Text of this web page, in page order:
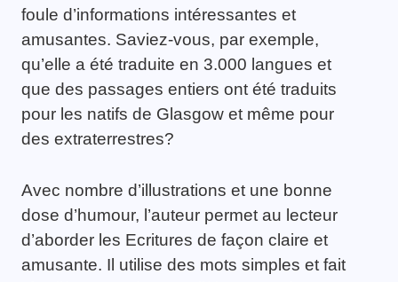
foule d’informations intéressantes et
amusantes. Saviez-vous, par exemple,
qu’elle a été traduite en 3.000 langues et
que des passages entiers ont été traduits
pour les natifs de Glasgow et même pour
des extraterrestres?
Avec nombre d’illustrations et une bonne
dose d’humour, l’auteur permet au lecteur
d’aborder les Ecritures de façon claire et
amusante. Il utilise des mots simples et fait